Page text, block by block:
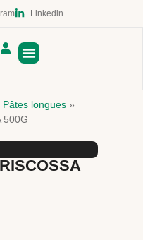
Linkedin
Pâtes longues »
500G